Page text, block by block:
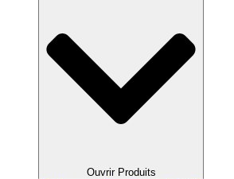
Ouvrir Produits